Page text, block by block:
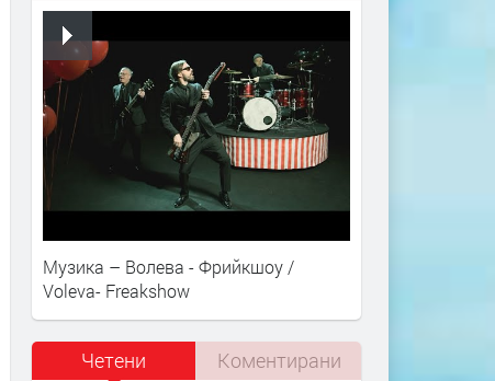
Музика – Волева - Фрийкшоу /
Voleva- Freakshow
Четени Коментирани